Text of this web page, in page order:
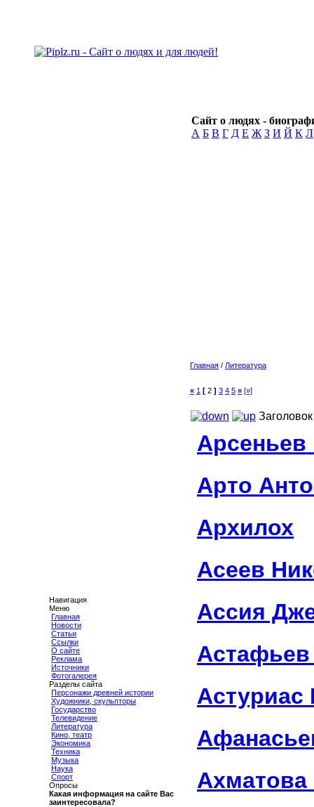
Сайт о людях -
А Б В Г Д Е Ж З И Й К Л
Навигация
Меню
Главная
Новости
Статьи
Ссылки
О сайте
Реклама
Источники
Фотогалерея
Разделы сайта
Персонажи древней истории
Художники, скульпторы
Государство
Телевидение
Литература
Кино, театр
Экономика
Техника
Музыка
Наука
Спорт
Опросы
Какая информация на сайте Вас
заинтересовала?
Главная / Литература
« 1 [ 2 ] 3 4 5 » [»]
Заголовок
Арсеньев
Арто
Архилох
Асеев
Ассия
Астуриас
Ахматова